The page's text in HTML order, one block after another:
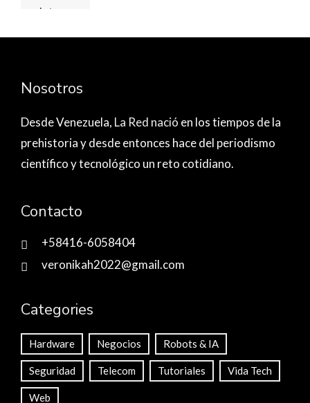
Nosotros
Desde Venezuela, La Red nació en los tiempos de la
prehistoria y desde entonces hace del periodismo
científico y tecnológico un reto cotidiano.
Contacto
+58416-6058404
veronikah2022@gmail.com
Categories
Hardware Negocios Robots & IA
Seguridad Telecom Tutoriales Vida Tech
Web